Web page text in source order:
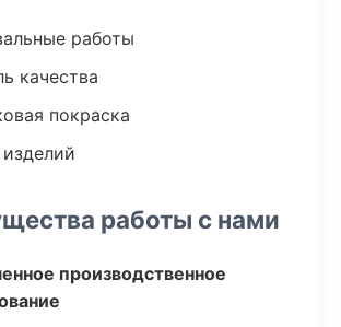
работы
качества
покраска
работы с нами
производственное